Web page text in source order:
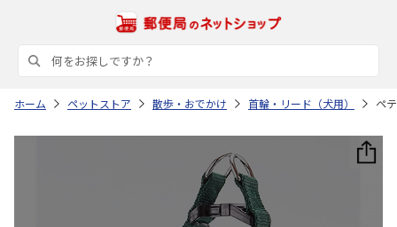
ホーム ペットストア 散歩・おでかけ 首輪・リード（犬用） ペ